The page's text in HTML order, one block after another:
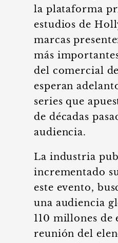
la plataforma
estudios de
marcas
más
del comercial de
esperan
series que
de décadas
audiencia.
La industria
incrementado
este evento,
una audiencia
110 millones de
reunión del